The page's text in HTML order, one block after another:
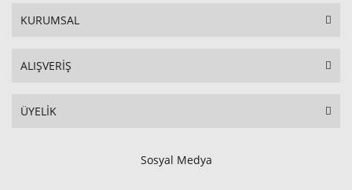
KURUMSAL
ALIŞVERİŞ
ÜYELİK
Sosyal Medya